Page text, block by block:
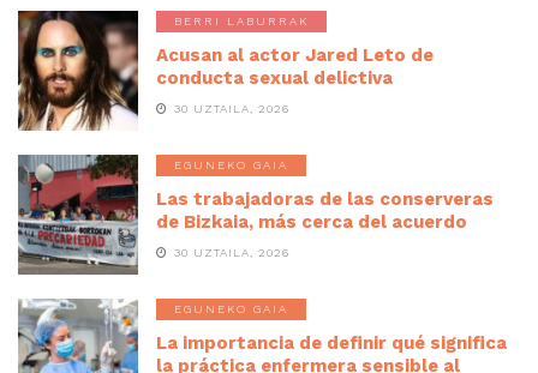
BERRI LABURRAK
Acusan al actor Jared Leto de
conducta sexual delictiva
30 UZTAILA, 2026
EGUNEKO GAIA
Las trabajadoras de las conserveras
de Bizkaia, más cerca del acuerdo
30 UZTAILA, 2026
EGUNEKO GAIA
La importancia de definir qué significa
la práctica enfermera sensible al